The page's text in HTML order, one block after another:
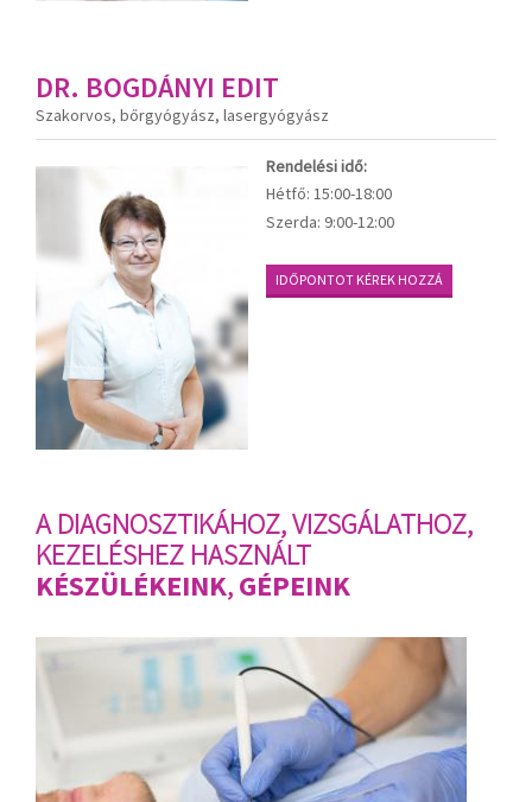
DR. BOGDÁNYI EDIT
Szakorvos, bőrgyógyász, lasergyógyász
Rendelési idő:
Hétfő: 15:00-18:00
Szerda: 9:00-12:00
IDŐPONTOT KÉREK HOZZÁ
A DIAGNOSZTIKÁHOZ, VIZSGÁLATHOZ,
KEZELÉSHEZ HASZNÁLT
KÉSZÜLÉKEINK,GÉPEINK